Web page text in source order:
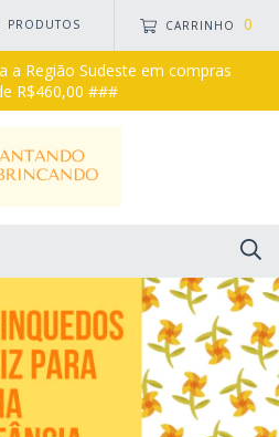
PRODUTOS CARRINHO 0
a Região Sudeste em compras
R$460,00 ###